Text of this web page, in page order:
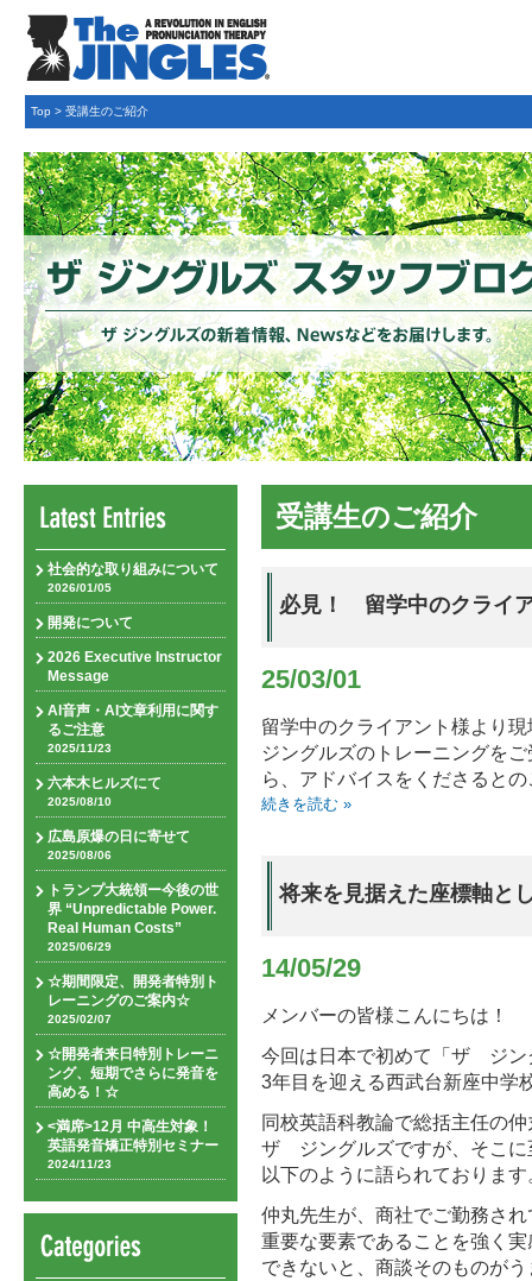
Top > 受講生のご紹介
社会的な取り組みについて
2026/01/05
開発について
2026 Executive Instructor
Message
AI音声・AI文章利用に関す
るご注意
2025/11/23
六本木ヒルズにて
2025/08/10
広島原爆の日に寄せて
2025/08/06
トランプ大統領ー今後の世
界 “Unpredictable Power.
Real Human Costs”
2025/06/29
☆期間限定、開発者特別ト
レーニングのご案内☆
2025/02/07
☆開発者来日特別トレーニ
ング、短期でさらに発音を
高める！☆
<満席>12月 中高生対象！
英語発音矯正特別セミナー
2024/11/23
受講生のご紹介
必見！ 留学中のクライ
25/03/01
留学中のクライアント様より
ジングルズのトレーニングを
ら、アドバイスをくださると
続きを読む »
将来を見据えた座標軸と
14/05/29
メンバーの皆様こんにちは！
今回は日本で初めて「ザ ジン
3年目を迎える西武台新座中学
同校英語科教論で総括主任の
ザ ジングルズですが、そこに
以下のように語られております
仲丸先生が、商社でご勤務さ
重要な要素であることを強く
できないと、商談そのものが